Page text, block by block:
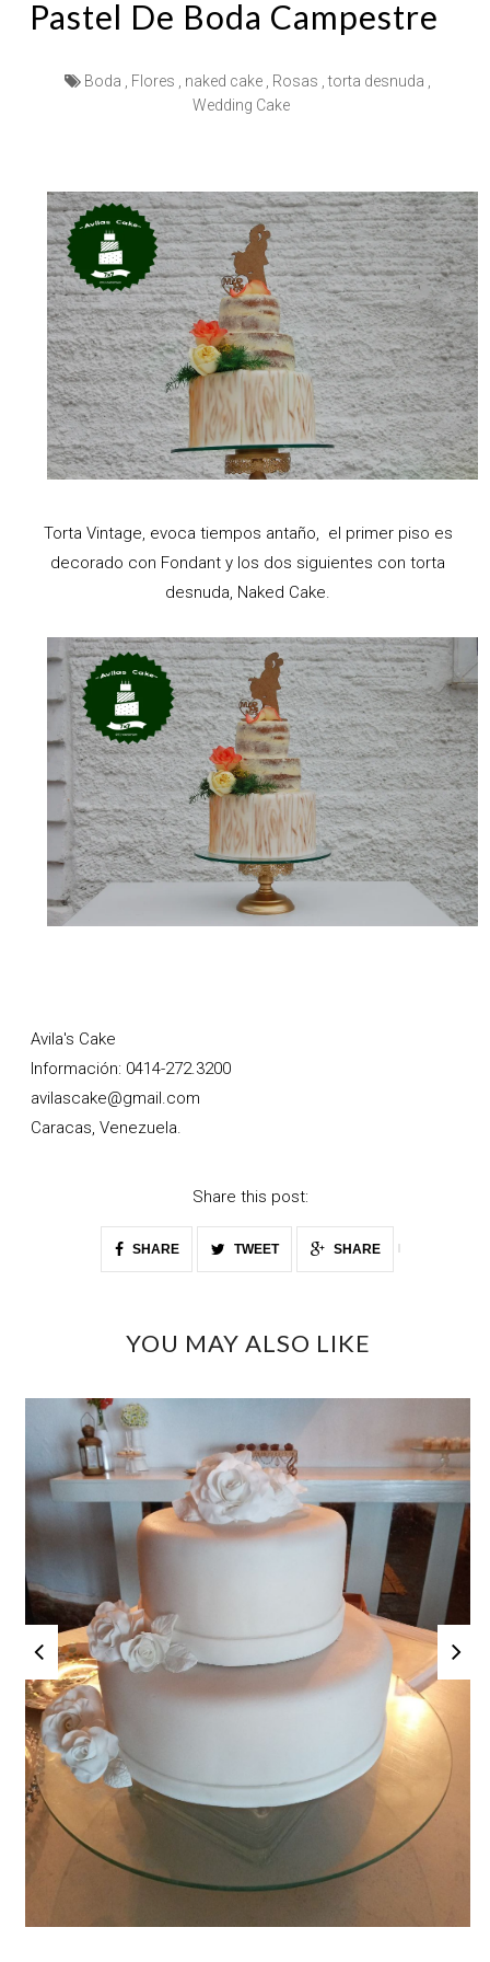
Pastel De Boda Campestre
Boda Flores naked cake Rosas ,torta desnuda
Wedding Cake
Torta Vintage, evoca tiempos antaño, el primer piso es
decorado con Fondant y los dos siguientes con torta
desnuda, Naked Cake.
Avila's Cake
Información: 0414-272.3200
avilascake@gmail.com
Caracas, Venezuela.
Share this post:
SHARE TWEET SHARE
YOU MAY ALSO LIKE